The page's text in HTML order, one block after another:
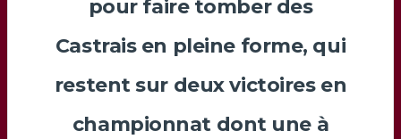
pour faire tomber des
Castrais en pleine forme, qui
restent sur deux victoires en
championnat dont une à